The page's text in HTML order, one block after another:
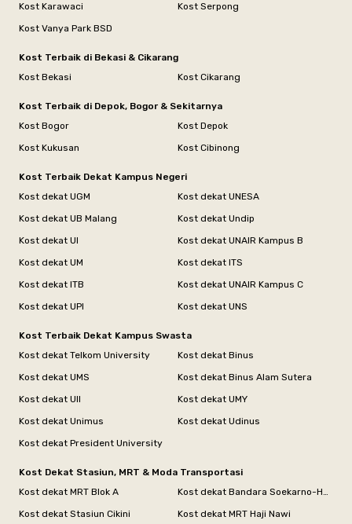
Kost Karawaci
Kost Serpong
Kost Vanya Park BSD
Kost Terbaik di Bekasi & Cikarang
Kost Bekasi
Kost Cikarang
Kost Terbaik di Depok, Bogor & Sekitarnya
Kost Bogor
Kost Depok
Kost Kukusan
Kost Cibinong
Kost Terbaik Dekat Kampus Negeri
Kost dekat UGM
Kost dekat UNESA
Kost dekat UB Malang
Kost dekat Undip
Kost dekat UI
Kost dekat UNAIR Kampus B
Kost dekat UM
Kost dekat ITS
Kost dekat ITB
Kost dekat UNAIR Kampus C
Kost dekat UPI
Kost dekat UNS
Kost Terbaik Dekat Kampus Swasta
Kost dekat Telkom University
Kost dekat Binus
Kost dekat UMS
Kost dekat Binus Alam Sutera
Kost dekat UII
Kost dekat UMY
Kost dekat Unimus
Kost dekat Udinus
Kost dekat President University
Kost Dekat Stasiun, MRT & Moda Transportasi
Kost dekat MRT Blok A
Kost dekat Bandara Soekarno-Hatta
Kost dekat Stasiun Cikini
Kost dekat MRT Haji Nawi